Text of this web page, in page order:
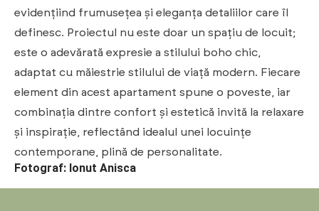
evidențiind frumusețea și eleganța detaliilor care îl
definesc. Proiectul nu este doar un spațiu de locuit;
este o adevărată expresie a stilului boho chic,
adaptat cu măiestrie stilului de viață modern. Fiecare
element din acest apartament spune o poveste, iar
combinația dintre confort și estetică invită la relaxare
și inspirație, reflectând idealul unei locuințe
contemporane, plină de personalitate.
Fotograf: Ionut Anisca